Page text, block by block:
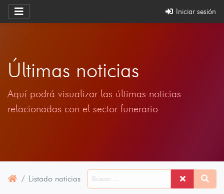
Iniciar sesión
Últimas noticias
Aquí podrá visualizar las últimas noticias
relacionadas con el sector funerario
Listado noticias